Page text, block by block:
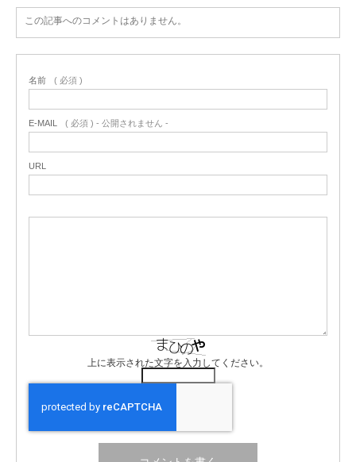
この記事へのコメントはありません。
名前 ( 必須 )
E-MAIL ( 必須 ) - 公開されません -
URL
上に表示された文字を入力してください。